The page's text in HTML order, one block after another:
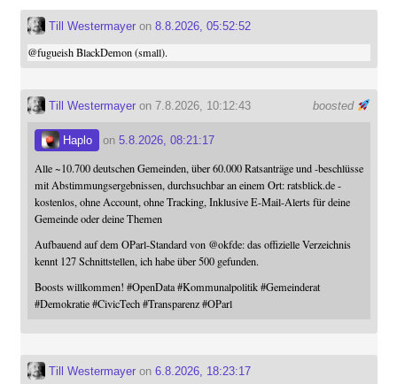
Till Westermayeron 8.8.2026, 05:52:52
@fugueishBlackDemon (small).
boosted
Till Westermayeron 7.8.2026, 10:12:43
Haplo on 5.8.2026, 08:21:17
Alle ~10.700 deutschen Gemeinden, über 60.000 Ratsanträge und -beschlüsse
mit Abstimmungsergebnissen, durchsuchbar an einem Ort: ratsblick.de -
kostenlos, ohne Account, ohne Tracking, Inklusive E-Mail-Alerts für deine
Gemeinde oder deine Themen
Aufbauend auf dem OParl-Standard von @okfde: das offizielle Verzeichnis
kennt 127 Schnittstellen, ich habe über 500 gefunden.
Boosts willkommen! #OpenData #Kommunalpolitik #Gemeinderat
#Demokratie #CivicTech #Transparenz #OParl
Till Westermayeron 6.8.2026, 18:23:17